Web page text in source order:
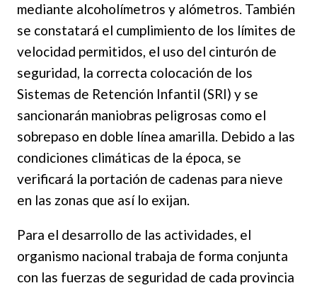
mediante alcoholímetros y alómetros. También
se constatará el cumplimiento de los límites de
velocidad permitidos, el uso del cinturón de
seguridad, la correcta colocación de los
Sistemas de Retención Infantil (SRI) y se
sancionarán maniobras peligrosas como el
sobrepaso en doble línea amarilla. Debido a las
condiciones climáticas de la época, se
verificará la portación de cadenas para nieve
en las zonas que así lo exijan.
Para el desarrollo de las actividades, el
organismo nacional trabaja de forma conjunta
con las fuerzas de seguridad de cada provincia